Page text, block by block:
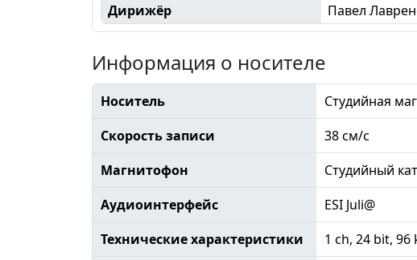
Дирижёр
Павел
Информация о носителе
Носитель
Студийная
Скорость записи
38 см/с
Магнитофон
Студийный
Аудиоинтерфейс
ESI Juli@
Технические характеристики
1 ch, 24 bit, 96